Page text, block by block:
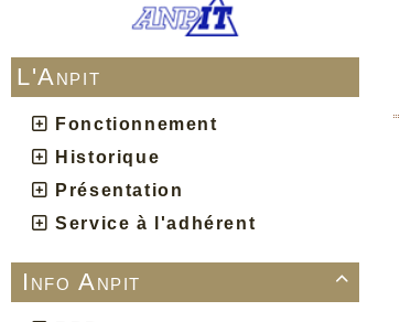
L'Anpit
Fonctionnement
Historique
Présentation
Service à l'adhérent

Info Anpit